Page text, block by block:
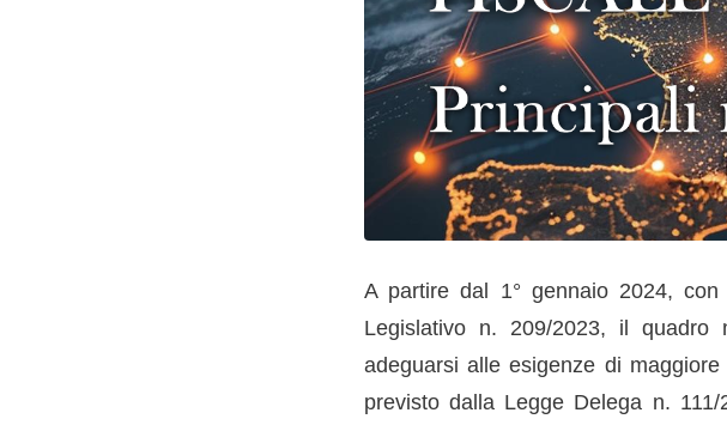
A partire dal 1° gennaio 2024, con
Legislativo n. 209/2023, il quadro
adeguarsi alle esigenze di
previsto dalla Legge Delega n.